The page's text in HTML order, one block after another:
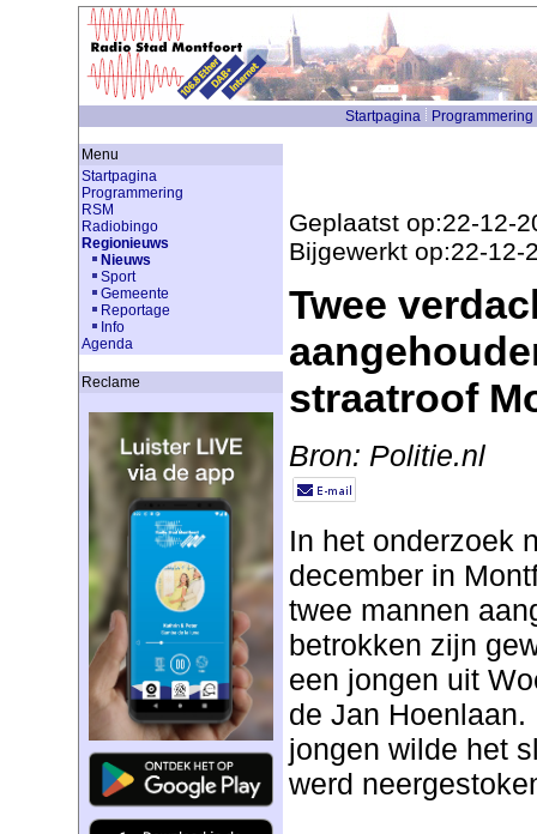
Startpagina Programmering
Menu
Startpagina
Programmering
RSM
Radiobingo
Regionieuws
Nieuws
Sport
Gemeente
Reportage
Info
Agenda
Reclame
Geplaatst op:22-12-
Bijgewerkt op:22-12-
Twee
straatroof
Bron: Politie.nl
In het onderzoek
december in
twee mannen
betrokken zijn
een jongen uit
de Jan
jongen wilde het
werd